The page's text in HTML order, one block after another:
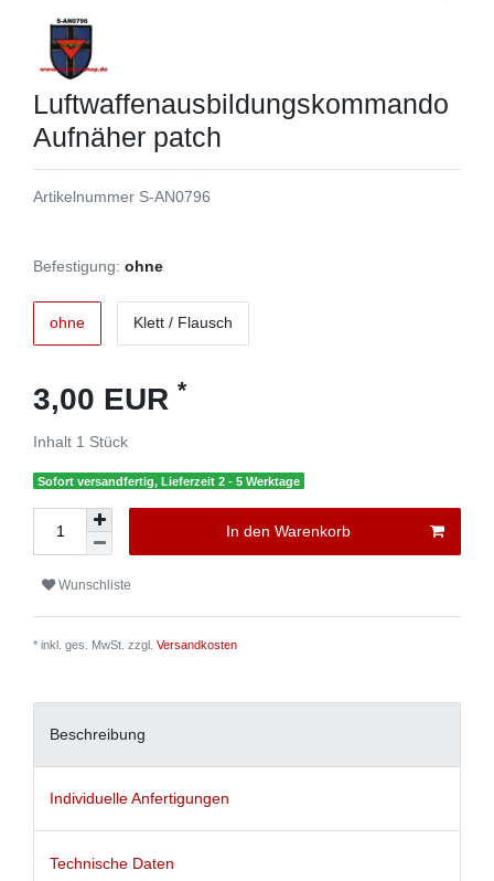
Luftwaffenausbildungskommando
Aufnäher patch
Artikelnummer S-AN0796
Befestigung: ohne
ohne Klett / Flausch
3,00 EUR *
Inhalt 1 Stück
Sofort versandfertig, Lieferzeit 2 - 5 Werktage
In den Warenkorb
Wunschliste
* inkl. ges. MwSt. zzgl. Versandkosten
Beschreibung
Individuelle Anfertigungen
Technische Daten